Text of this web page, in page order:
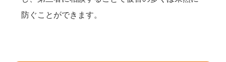
防ぐことができます。